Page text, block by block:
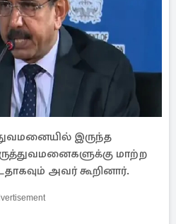
இருந்த
மாற்ற
அவர் கூறினார்.